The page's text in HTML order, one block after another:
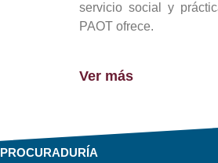
servicio social y
PAOT ofrece.
Ver más
PROCURADURÍA